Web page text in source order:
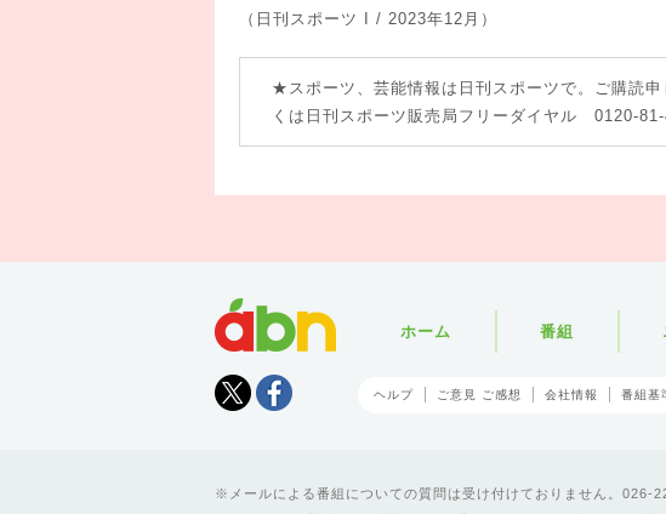
（日刊スポーツ I / 2023年12月）
★スポーツ、芸能情報は日刊スポーツで。ご購読
くは日刊スポーツ販売局フリーダイヤル 0120-
Tweet
ホーム 番組
ヘルプ ご意見 ご感想 会社情報 番組基
メールによる番組についての質問は受け付けておりません。